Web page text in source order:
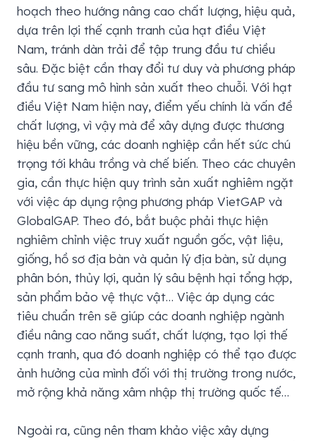
hoạch theo hướng nâng cao chất lượng, hiệu quả,
dựa trên lợi thế cạnh tranh của hạt điều Việt
Nam, tránh dàn trải để tập trung đầu tư chiều
sâu. Đặc biệt cần thay đổi tư duy và phương pháp
đầu tư sang mô hình sản xuất theo chuỗi. Với hạt
điều Việt Nam hiện nay, điểm yếu chính là vấn đề
chất lượng, vì vậy mà để xây dựng được thương
hiệu bền vững, các doanh nghiệp cần hết sức chú
trọng tới khâu trồng và chế biến. Theo các chuyên
gia, cần thực hiện quy trình sản xuất nghiêm ngặt
với việc áp dụng rộng phương pháp VietGAP và
GlobalGAP. Theo đó, bắt buộc phải thực hiện
nghiêm chỉnh việc truy xuất nguồn gốc, vật liệu,
giống, hồ sơ địa bàn và quản lý địa bàn, sử dụng
phân bón, thủy lợi, quản lý sâu bệnh hại tổng hợp,
sản phẩm bảo vệ thực vật… Việc áp dụng các
tiêu chuẩn trên sẽ giúp các doanh nghiệp ngành
điều nâng cao năng suất, chất lượng, tạo lợi thế
cạnh tranh, qua đó doanh nghiệp có thể tạo được
ảnh hưởng của mình đối với thị trường trong nước,
mở rộng khả năng xâm nhập thị trường quốc tế…
Ngoài ra, cũng nên tham khảo việc xây dựng